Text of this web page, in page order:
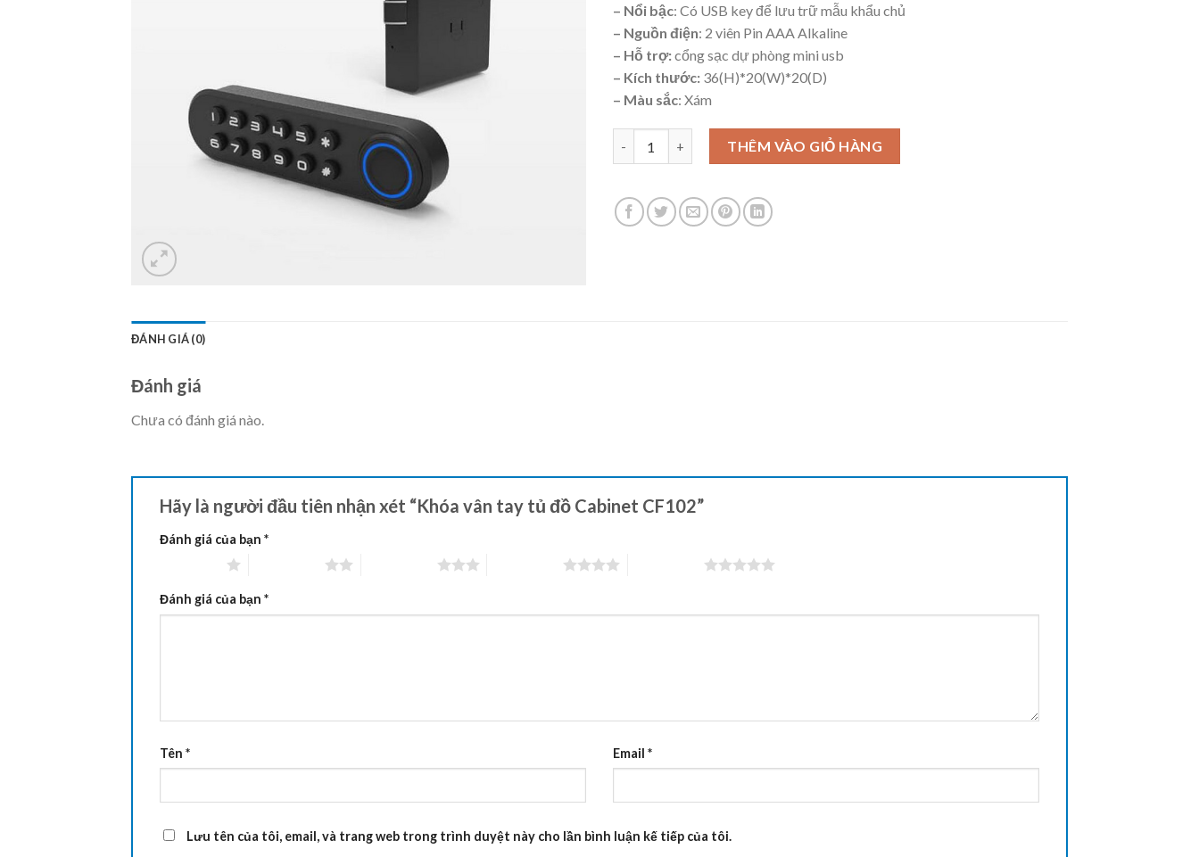
– Nổi bậc: Có USB key để lưu trữ mẫu khẩu chủ
– Nguồn điện: 2 viên Pin AAA Alkaline
– Hỗ trợ:cổng sạc dự phòng mini usb
– Kích thước: 36(H)*20(W)*20(D)
– Màu sắc: Xám
Khóa vân tay tủ đồ Cabinet CF102 số lượng
THÊM VÀO GIỎ HÀNG
ĐÁNH GIÁ (0)
Đánh giá
Chưa có đánh giá nào.
Hãy là người đầu tiên nhận xét “Khóa vân tay tủ đồ Cabinet CF102”
Đánh giá của bạn *
Đánh giá của bạn *
Tên * Email *
Lưu tên của tôi, email, và trang web trong trình duyệt này cho lần bình luận kế tiếp của tôi.